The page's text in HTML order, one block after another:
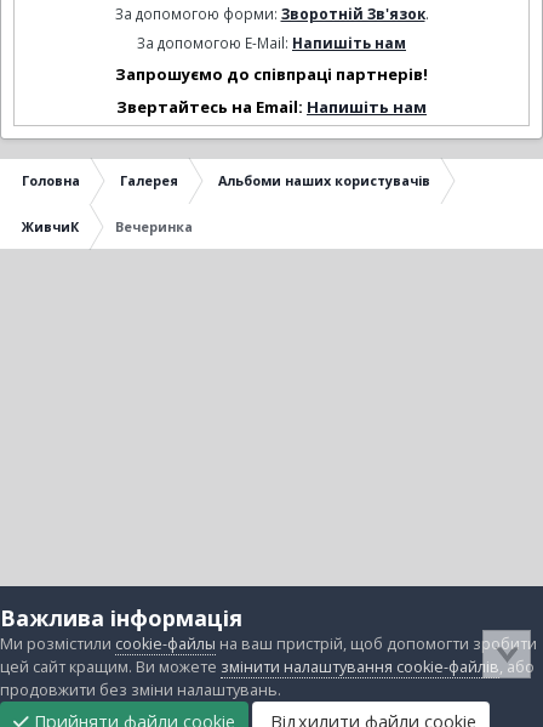
За допомогою форми: Зворотній Зв'язок.
За допомогою E-Mail: Напишіть нам
Запрошуємо до співпраці партнерів!
Звертайтесь на Email: Напишіть нам
Головна Галерея Альбоми наших користувачів
ЖивчиК Вечеринка
Важлива інформація
Ми розмістили cookie-файлы на ваш пристрій, щоб допомогти зробити
цей сайт кращим. Ви можете змінити налаштування cookie-файлів, або
продовжити без зміни налаштувань.
Прийняти файли cookie Відхилити файли cookie